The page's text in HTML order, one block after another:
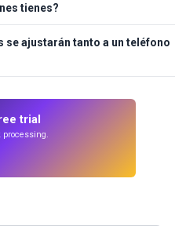
tienes?
se ajustarán tanto a un teléfono
trial
processing.